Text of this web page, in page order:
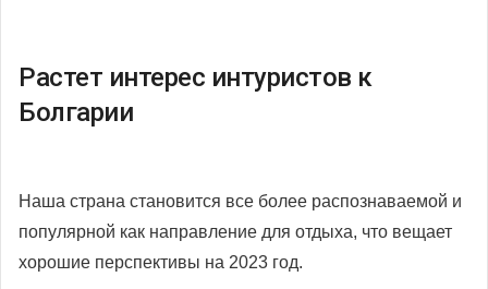
Растет интерес интуристов к
Болгарии
Наша страна становится все более распознаваемой и
популярной как направление для отдыха, что вещает
хорошие перспективы на 2023 год.